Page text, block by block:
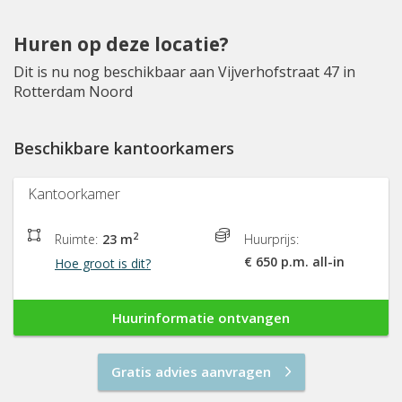
Huren op deze locatie?
Dit is nu nog beschikbaar aan Vijverhofstraat 47 in
Rotterdam Noord
Beschikbare kantoorkamers
Kantoorkamer
Ruimte: 23 m2
Hoe groot is dit?
Huurprijs:
€ 650 p.m. all-in
Huurinformatie ontvangen
Gratis advies aanvragen